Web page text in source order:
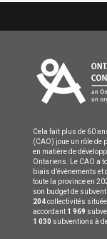
Cela fait plus de 60
(CAO) joue un rôle de
en matière de
Ontariens. Le CAO a
biais d’évènements
toute la province en
son budget de
204collectivités
accordant 1 969
1 030 subventions à